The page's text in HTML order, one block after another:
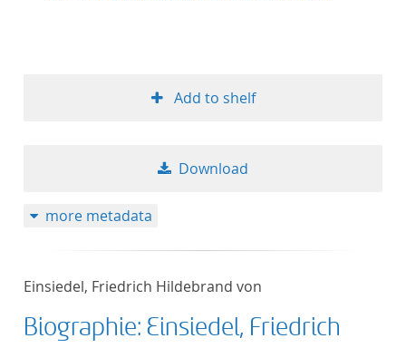
Add to shelf
Download
more metadata
Einsiedel, Friedrich Hildebrand von
Biographie: Einsiedel, Friedrich